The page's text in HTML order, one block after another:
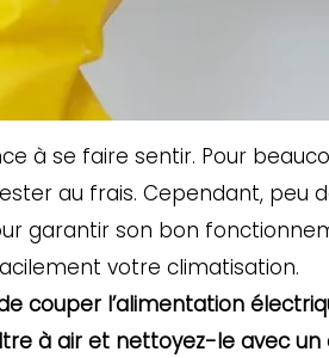
à se faire sentir. Pour
au frais. Cependant, peu
garantir son bon
votre climatisation.
couper l’alimentation
à air et nettoyez-le avec un